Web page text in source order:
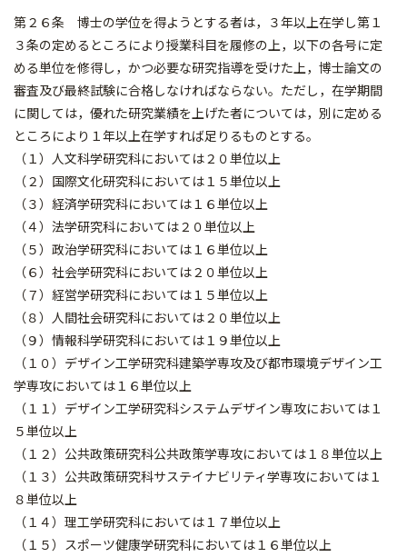
第２６条 博士の学位を得ようとする者は，３年以上在学し第１
３条の定めるところにより授業科目を履修の上，以下の各号に定
める単位を修得し，かつ必要な研究指導を受けた上，博士論文の
審査及び最終試験に合格しなければならない。ただし，在学期間
に関しては，優れた研究業績を上げた者については，別に定める
ところにより１年以上在学すれば足りるものとする。
（１）人文科学研究科においては２０単位以上
（２）国際文化研究科においては１５単位以上
（３）経済学研究科においては１６単位以上
（４）法学研究科においては２０単位以上
（５）政治学研究科においては１６単位以上
（６）社会学研究科においては２０単位以上
（７）経営学研究科においては１５単位以上
（８）人間社会研究科においては２０単位以上
（９）情報科学研究科においては１９単位以上
（１０）デザイン工学研究科建築学専攻及び都市環境デザイン工
学専攻においては１６単位以上
（１１）デザイン工学研究科システムデザイン専攻においては１
５単位以上
（１２）公共政策研究科公共政策学専攻においては１８単位以上
（１３）公共政策研究科サステイナビリティ学専攻においては１
８単位以上
（１４）理工学研究科においては１７単位以上
（１５）スポーツ健康学研究科においては１６単位以上